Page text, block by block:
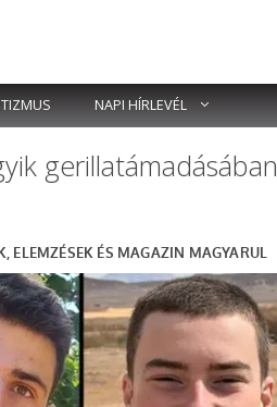
NAPI HÍRLEVÉL
gerillatámadásában